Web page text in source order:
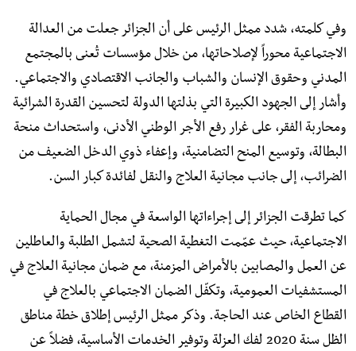
وفي كلمته، شدد ممثل الرئيس على أن الجزائر جعلت من العدالة
الاجتماعية محوراً لإصلاحاتها، من خلال مؤسسات تُعنى بالمجتمع
المدني وحقوق الإنسان والشباب والجانب الاقتصادي والاجتماعي.
وأشار إلى الجهود الكبيرة التي بذلتها الدولة لتحسين القدرة الشرائية
ومحاربة الفقر، على غرار رفع الأجر الوطني الأدنى، واستحداث منحة
البطالة، وتوسيع المنح التضامنية، وإعفاء ذوي الدخل الضعيف من
الضرائب، إلى جانب مجانية العلاج والنقل لفائدة كبار السن.
كما تطرقت الجزائر إلى إجراءاتها الواسعة في مجال الحماية
الاجتماعية، حيث عمّمت التغطية الصحية لتشمل الطلبة والعاطلين
عن العمل والمصابين بالأمراض المزمنة، مع ضمان مجانية العلاج في
المستشفيات العمومية، وتكفّل الضمان الاجتماعي بالعلاج في
القطاع الخاص عند الحاجة. وذكر ممثل الرئيس إطلاق خطة مناطق
الظل سنة 2020 لفك العزلة وتوفير الخدمات الأساسية، فضلاً عن